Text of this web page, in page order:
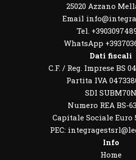
25020 Azzano
Email
Tel.
WhatsApp
Dati fiscali
C.F. / Reg. Imprese BS
Partita IVA
SDI SUBM70N
Numero REA BS-
Capitale Sociale Euro
PEC:
Info
Home